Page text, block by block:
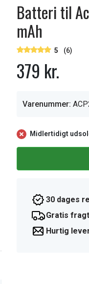
Batteri til
mAh
5 (6)
379 kr.
Varenummer:
Midlertidigt
30 dages
Gratis
Hurtig